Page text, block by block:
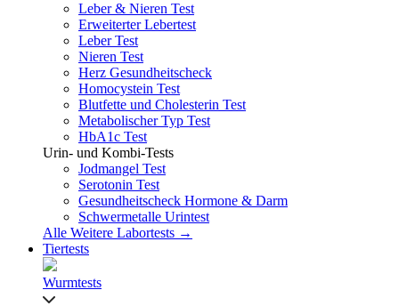
Leber & Nieren Test
Erweiterter Lebertest
Leber Test
Nieren Test
Herz Gesundheitscheck
Homocystein Test
Blutfette und Cholesterin Test
Metabolischer Typ Test
HbA1c Test
Urin- und Kombi-Tests
Jodmangel Test
Serotonin Test
Gesundheitscheck Hormone & Darm
Schwermetalle Urintest
Alle Weitere Labortests →
Tiertests
Wurmtests